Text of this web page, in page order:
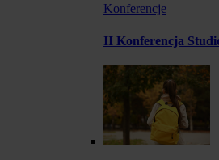
Konferencje
II Konferencja